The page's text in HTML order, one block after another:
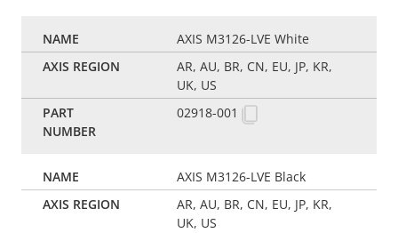
AXIS M3126-LVE White
AR, AU, BR, CN, EU, JP, KR,
UK, US
02918-001
AXIS M3126-LVE Black
AR, AU, BR, CN, EU, JP, KR,
UK, US